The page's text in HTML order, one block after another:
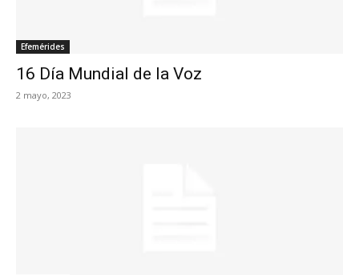
Efemérides
16 Día Mundial de la Voz
2 mayo, 2023